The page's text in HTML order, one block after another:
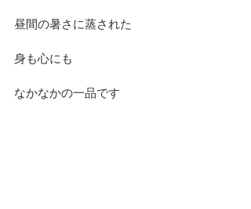
昼間の暑さに蒸された
身も心にも
なかなかの一品です